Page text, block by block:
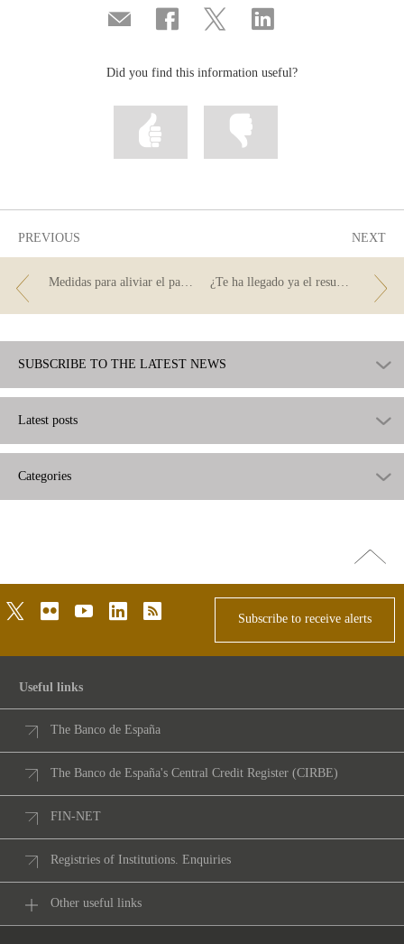
Compartir
por
Share
on
Share
on
Share
on
Did you find this information useful?
Mark
information
PREVIOUS NEXT
SUBSCRIBE TO THE LATEST NEWS
Latest posts
Categories
Go
top
twitterflickr youtubelinkedinrss
Subscribe to receive alerts
Useful links
The Banco de España
The Banco de España's Central Credit Register (CIRBE)
FIN-NET
Registries of Institutions. Enquiries
Other useful links